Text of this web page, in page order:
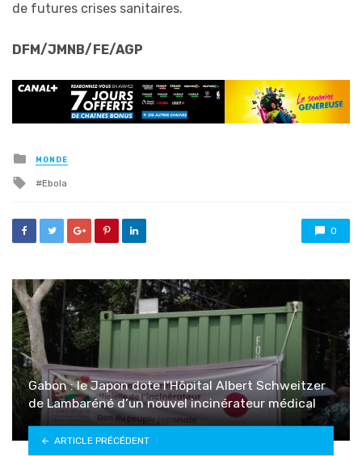
de futures crises sanitaires.
DFM/JMNB/FE/AGP
Posted
in
MONDE
Tagged
Ebola
0
Gabon : le Japon dote l’Hôpital Albert Schweitzer
de Lambaréné d’un nouvel incinérateur médical
ARTICLE PRÉCÉDENT